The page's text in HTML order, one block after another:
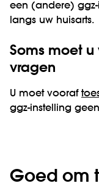
een (andere) ggz-
langs uw huisarts.
Soms moet
vragen
U moet vooraf
ggz-instelling
Goed om